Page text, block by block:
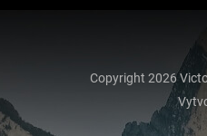
Copyright 2026